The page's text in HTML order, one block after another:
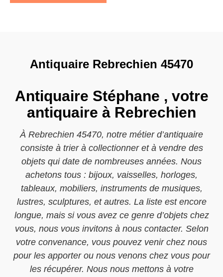
Antiquaire Rebrechien 45470
Antiquaire Stéphane , votre
antiquaire à Rebrechien
À Rebrechien 45470, notre métier d’antiquaire
consiste à trier à collectionner et à vendre des
objets qui date de nombreuses années. Nous
achetons tous : bijoux, vaisselles, horloges,
tableaux, mobiliers, instruments de musiques,
lustres, sculptures, et autres. La liste est encore
longue, mais si vous avez ce genre d’objets chez
vous, nous vous invitons à nous contacter. Selon
votre convenance, vous pouvez venir chez nous
pour les apporter ou nous venons chez vous pour
les récupérer. Nous nous mettons à votre